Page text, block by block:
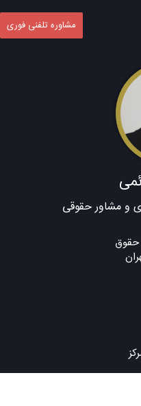
مشاوره تلفنی فوری
و مشاور حقوقی